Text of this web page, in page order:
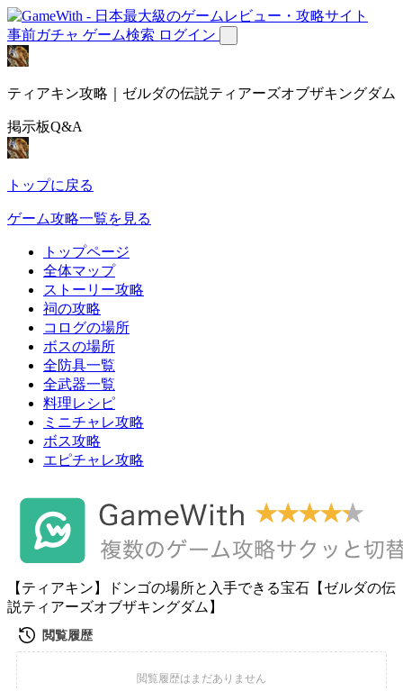
事前ガチャ ゲーム検索 ログイン
ティアキン攻略｜ゼルダの伝説ティアーズオブザキングダム
掲示板Q&A
トップに戻る
ゲーム攻略一覧を見る
トップページ
全体マップ
ストーリー攻略
祠の攻略
コログの場所
ボスの場所
全防具一覧
全武器一覧
料理レシピ
ミニチャレ攻略
ボス攻略
エピチャレ攻略
【ティアキン】ドンゴの場所と入手できる宝石【ゼルダの伝
説ティアーズオブザキングダム】